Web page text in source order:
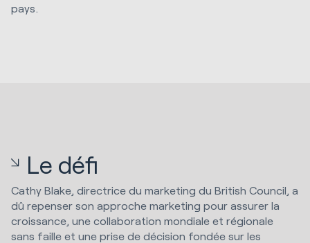
pays.
Le défi
Cathy Blake, directrice du marketing du British Council, a
dû repenser son approche marketing pour assurer la
croissance, une collaboration mondiale et régionale
sans faille et une prise de décision fondée sur les